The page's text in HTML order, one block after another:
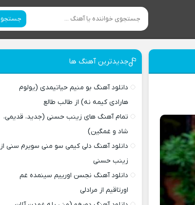
جستجو
جدیدترین آهنگ ها
دانلود آهنگ بو منیم حیاتیمدی (یولوم
هارادی کیمه نه) از طالب طالع
تمام آهنگ های زینب حسنی (جدید، قدیمی،
شاد و غمگین)
دانلود آهنگ دلی کیمی سو منی سویرم سنی از
زینب حسنی
دانلود آهنگ نجسن اورییم سینمده غم
اورتاقیم از مرادلی